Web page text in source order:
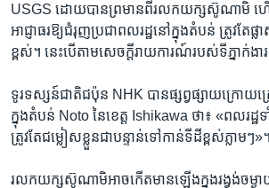
USGS ដោយ​បាន​ព្រមាន​ពី​រលក​យក្សស៊ូណា​មិ ហ
អាជ្ញាធរ​ឱ្យ​ជំរុញ​ប្រជាពលរដ្ឋ​នៅ​ក្នុង​តំបន់ ត្រូវ​តែ​
ខ្ពស់។ នេះ​បើ​តាម​សេចក្តីរាយការណ៍​របស់​ទី​ភ្នាក់ង
ទូរទស្សន៍​ជាតិ​ជប៉ុន NHK បាន​ផ្សព្វផ្សាយក្រោយ
ក្នុង​តំបន់ Noto នៃ​ខេត្ត Ishikawa ថា​៖ «ពលរដ្ឋ
ត្រូវតែជម្លៀស​ខ្លួនជា​បន្ទាន់​ទៅ​កាន់​ទី​ដី​ខ្ពស់​ភ្លាមៗ»។
រលក​យក្ស​ស៊ូណាមិអាចកើត​មាន​ឡើងក្នុង​រង្វង់​ចម្